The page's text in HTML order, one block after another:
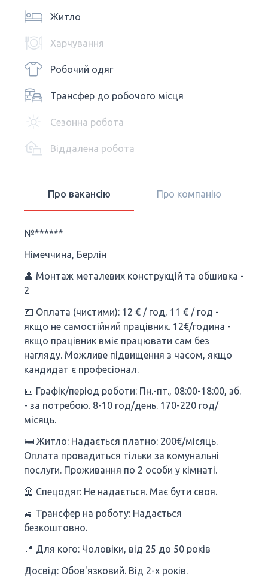
Житло
Харчування
Робочий одяг
Трансфер до робочого місця
Сезонна робота
Віддалена робота
Про вакансію Про компанію
№******
Німеччина, Берлін
👤 Монтаж металевих конструкцій та обшивка -
2
💶 Оплата (чистими): 12 € / год, 11 € / год -
якщо не самостійний працівник. 12€/година -
якщо працівник вміє працювати сам без
нагляду. Можливе підвищення з часом, якщо
кандидат є професіонал.
📅 Графік/період роботи: Пн.-пт., 08:00-18:00, зб.
- за потребою. 8-10 год/день. 170-220 год/
місяць.
🛏 Житло: Надається платно: 200€/місяць.
Оплата провадиться тільки за комунальні
послуги. Проживання по 2 особи у кімнаті.
🦺 Спецодяг: Не надається. Має бути своя.
🚙 Трансфер на роботу: Надається
безкоштовно.
📍 Для кого: Чоловіки, від 25 до 50 років
Досвід: Обов'язковий. Від 2-х років.